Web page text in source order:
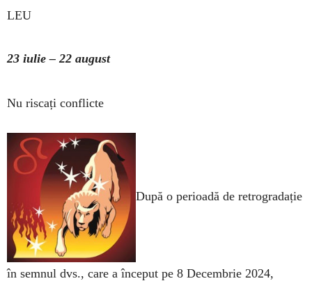
LEU
23 iulie – 22 august
Nu riscați conflicte
După o perioadă de retrogradație
în semnul dvs., care a început pe 8 Decembrie 2024,